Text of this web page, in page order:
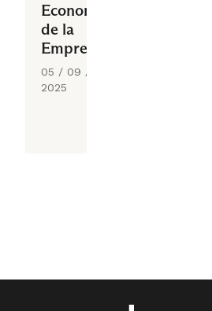
Economía
de la
Empresa
05 / 09 /
2025